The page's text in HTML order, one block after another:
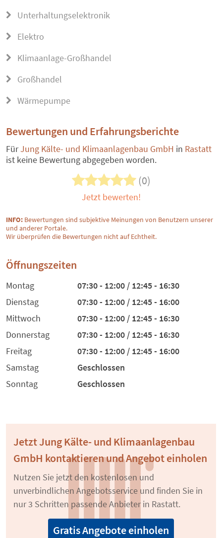
Unterhaltungselektronik
Elektro
Klimaanlage-Großhandel
Großhandel
Wärmepumpe
Bewertungen und Erfahrungsberichte
FürJung Kälte- und Klimaanlagenbau GmbH in Rastatt
ist keine Bewertung abgegeben worden.
(0)
Jetzt bewerten!
INFO: Bewertungen sind subjektive Meinungen von Benutzern unserer
und anderer Portale.
Wir überprüfen die Bewertungen nicht auf Echtheit.
Öffnungszeiten
Montag
07:30 - 12:00 / 12:45 - 16:30
Dienstag
07:30 - 12:00 / 12:45 - 16:00
Mittwoch
07:30 - 12:00 / 12:45 - 16:30
Donnerstag
07:30 - 12:00 / 12:45 - 16:30
Freitag
07:30 - 12:00 / 12:45 - 16:00
Samstag
Geschlossen
Sonntag
Geschlossen
Jetzt Jung Kälte- und Klimaanlagenbau
GmbH kontaktieren und Angebot einholen
Nutzen Sie jetzt den kostenlosen und
unverbindlichen Angebotsservice und finden Sie in
nur 3 Schritten passende Anbieter in Rastatt.
Gratis Angebote einholen